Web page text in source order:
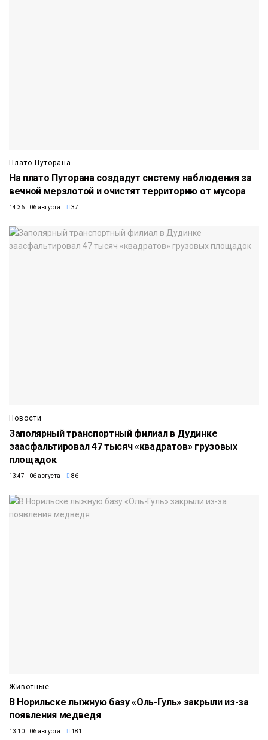
Плато Путорана
На плато Путорана создадут систему наблюдения за
вечной мерзлотой и очистят территорию от мусора
14:36 06 августа 37
Новости
Заполярный транспортный филиал в Дудинке
заасфальтировал 47 тысяч «квадратов» грузовых
площадок
13:47 06 августа 86
Животные
В Норильске лыжную базу «Оль-Гуль» закрыли из-за
появления медведя
13:10 06 августа 181